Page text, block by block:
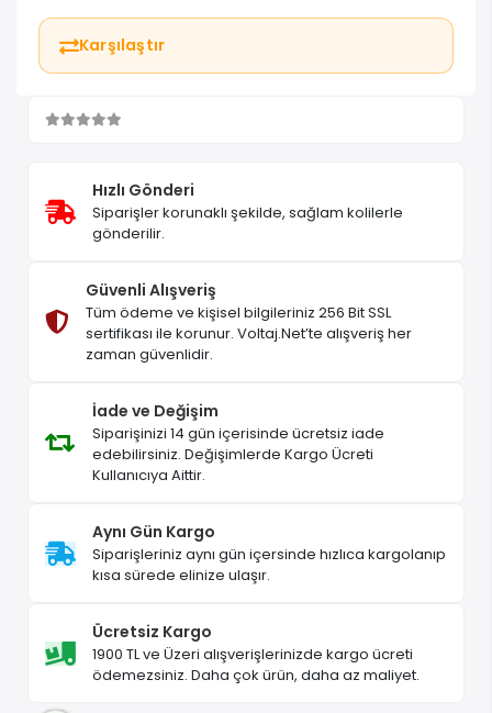
Karşılaştır
Hızlı Gönderi
Siparişler korunaklı şekilde, sağlam kolilerle
gönderilir.
Güvenli Alışveriş
Tüm ödeme ve kişisel bilgileriniz 256 Bit SSL
sertifikası ile korunur. Voltaj.Net’te alışveriş her
zaman güvenlidir.
İade ve Değişim
Siparişinizi 14 gün içerisinde ücretsiz iade
edebilirsiniz. Değişimlerde Kargo Ücreti
Kullanıcıya Aittir.
Aynı Gün Kargo
Siparişleriniz aynı gün içersinde hızlıca kargolanıp
kısa sürede elinize ulaşır.
Ücretsiz Kargo
1900 TL ve Üzeri alışverişlerinizde kargo ücreti
ödemezsiniz. Daha çok ürün, daha az maliyet.